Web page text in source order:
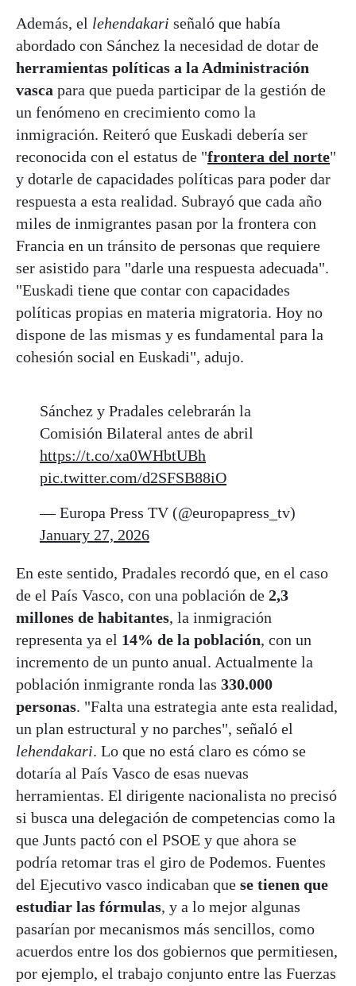
Además, el lehendakari señaló que había
abordado con Sánchez la necesidad de dotar de
herramientas políticas a la Administración
vasca para que pueda participar de la gestión de
un fenómeno en crecimiento como la
inmigración. Reiteró que Euskadi debería ser
reconocida con el estatus de "frontera del norte"
y dotarle de capacidades políticas para poder dar
respuesta a esta realidad. Subrayó que cada año
miles de inmigrantes pasan por la frontera con
Francia en un tránsito de personas que requiere
ser asistido para "darle una respuesta adecuada".
"Euskadi tiene que contar con capacidades
políticas propias en materia migratoria. Hoy no
dispone de las mismas y es fundamental para la
cohesión social en Euskadi", adujo.
Sánchez y Pradales celebrarán la
Comisión Bilateral antes de abril
https://t.co/xa0WHbtUBh
pic.twitter.com/d2SFSB88iO
— Europa Press TV (@europapress_tv)
January 27, 2026
En este sentido, Pradales recordó que, en el caso
de el País Vasco, con una población de 2,3
millones de habitantes, la inmigración
representa ya el 14% de la población, con un
incremento de un punto anual. Actualmente la
población inmigrante ronda las 330.000
personas. "Falta una estrategia ante esta realidad,
un plan estructural y no parches", señaló el
lehendakari. Lo que no está claro es cómo se
dotaría al País Vasco de esas nuevas
herramientas. El dirigente nacionalista no precisó
si busca una delegación de competencias como la
que Junts pactó con el PSOE y que ahora se
podría retomar tras el giro de Podemos. Fuentes
del Ejecutivo vasco indicaban que se tienen que
estudiar las fórmulas, y a lo mejor algunas
pasarían por mecanismos más sencillos, como
acuerdos entre los dos gobiernos que permitiesen,
por ejemplo, el trabajo conjunto entre las Fuerzas